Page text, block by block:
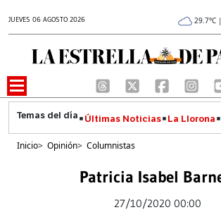
JUEVES 06 AGOSTO 2026 29.7°C
Últimas Noticias La Llorona
Inicio> Opinión> Columnistas
Patricia Isabel
27/10/2020 00:00